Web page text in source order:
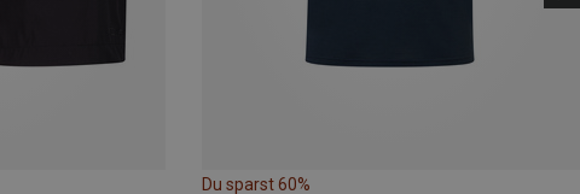
Du sparst 60%